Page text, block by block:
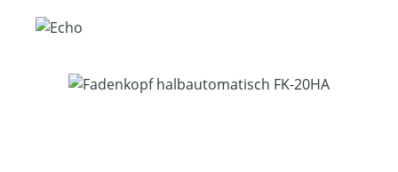
Bildergalerie überspringen